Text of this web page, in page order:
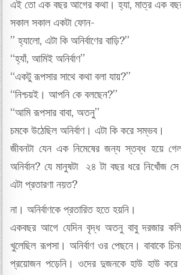
এই তো এক বছর আগের কথা। হ্যা, মাত্র এক
সকাল সকাল একটা ফোন-
” হ্যালো, এটা কি অনির্বাণের বাড়ি?”
“হ্যাঁ, আমিই অনির্বাণ”
“একটু রূপসার সাথে কথা বলা যায়?”
“নিশ্চয়ই। আপনি কে বলছেন?”
“আমি রূপসার বাবা, অতনু”
চমকে উঠেছিল অনির্বাণ। এটা কি করে সম্ভব।
জীবনটা যেন এক নিমেষের জন্য স্তব্ধ হয়ে
অনির্বান? যে মানুষটা ২৪ টা বছর ধরে নিখোঁজ সে
এটা প্রতারণা নয়ত?
না। অনির্বাণকে প্রতারিত হতে হয়নি।
একবছর আগে যেদিন বৃদ্ধ অতনু বাবু দরজার
খুলেছিল রূপসা। অনির্বাণ ওর পেছনে। বাবাকে
প্রয়োজন পড়েনি। ওদের দুজনকে হাউ হাউ করে